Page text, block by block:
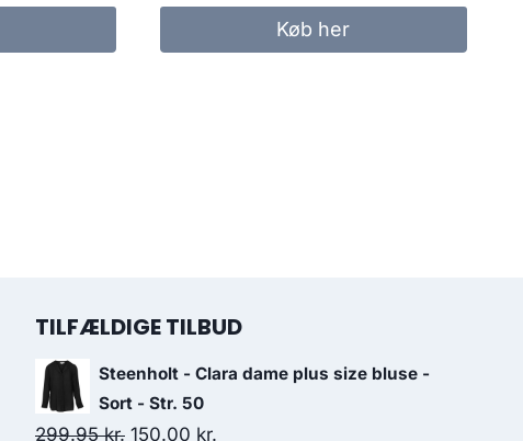
1,000.00 kr..500.00 kr..
Køb her
TILFÆLDIGE TILBUD
Steenholt - Clara dame plus size bluse -
Sort - Str. 50
299.95kr. Original
150.00 kr.